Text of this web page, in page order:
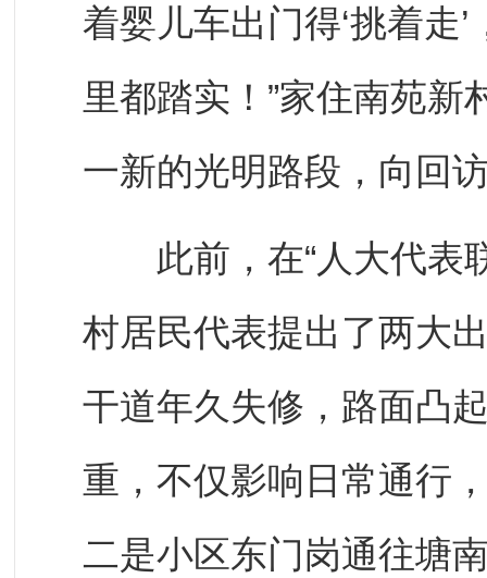
着婴儿车出门得‘挑着走
里都踏实！”家住南苑
一新的光明路段，向回
此前，在“人大代表
村居民代表提出了两大
干道年久失修，路面凸
重，不仅影响日常通行
二是小区东门岗通往塘